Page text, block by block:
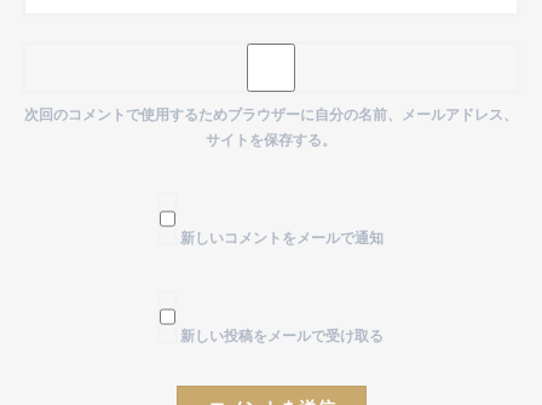
次回のコメントで使用するためブラウザーに自分の名前、メールアドレス、
サイトを保存する。
新しいコメントをメールで通知
新しい投稿をメールで受け取る